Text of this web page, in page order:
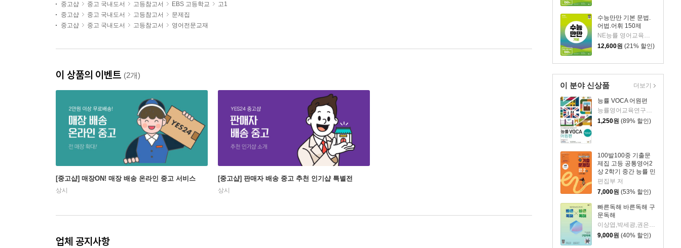
수능만만 기본 문법.
어법.어휘 150제
12,600원 (21% 할인)
이 분야 신상품
능률 VOCA 어원편
능률영어교육연구소 저
1,250원 (89% 할인)
100발100중 기출문
제집 고등 공통영어2
상 2학기 중간 능률 민
병천 (2026년용)
편집부 저
7,000원 (53% 할인)
빠른독해 바른독해 구
문독해
이상엽,박세광,권은숙,류혜원,NE능률 영어교육연구소,신유승,허인혜,박서경,양은빈 공저
9,000원 (40% 할인)
더보기
중고샵
중고 국내도서 고등참고서 EBS 고등학교
고1
중고샵
중고 국내도서 고등참고서
문제집
중고샵
중고 국내도서 고등참고서 영어전문교재
이 상품의 이벤트 (2개)
[중고샵] 매장ON! 매장 배송 온라인 중고 서비스
상시
[중고샵] 판매자 배송 중고 추천 인기샵 특별전
상시
업체 공지사항